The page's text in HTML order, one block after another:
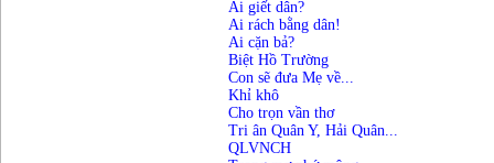
Ai giết dân?
Ai rách bằng dân!
Ai cặn bả?
Biệt Hồ Trường
Con sẽ đưa Mẹ về...
Khỉ khô
Cho trọn vần thơ
Tri ân Quân Y, Hải Quân...
QLVNCH